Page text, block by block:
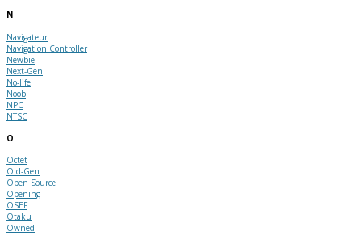
N
Navigateur
Navigation Controller
Newbie
Next-Gen
No-life
Noob
NPC
NTSC
O
Octet
Old-Gen
Open Source
Opening
OSEF
Otaku
Owned